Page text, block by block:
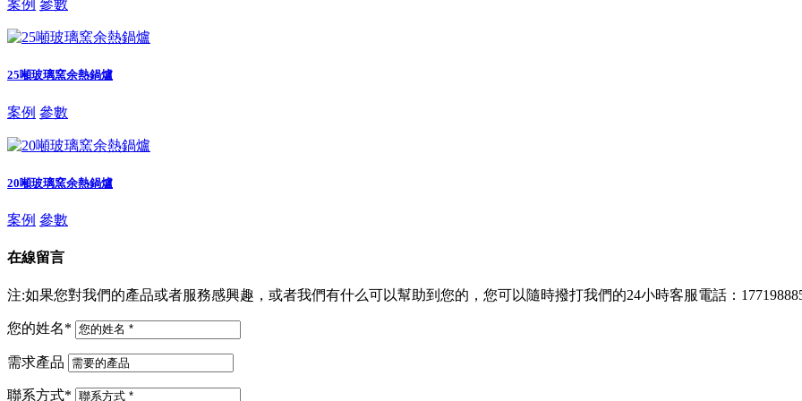
案例 參數
25噸玻璃窯余熱鍋爐
案例 參數
20噸玻璃窯余熱鍋爐
案例 參數
在線留言
注:如果您對我們的產品或者服務感興趣，或者我們有什么可以幫助到您的，您可以隨時撥打我們的24小時客服電話：
您的姓名*
需求產品
聯系方式*